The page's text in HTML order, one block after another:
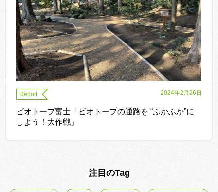
Report 2024年2月26日
ビオトープ富士「ビオトープの通路を “ふかふか”に
しよう！大作戦」
注目のTag